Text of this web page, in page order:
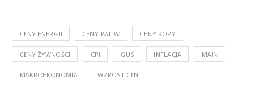
CENY ENERGII CENY PALIW CENY ROPY
CENY ŻYWNOŚCI CPI GUS INFLACJA MAIN
MAKROEKONOMIA WZROST CEN